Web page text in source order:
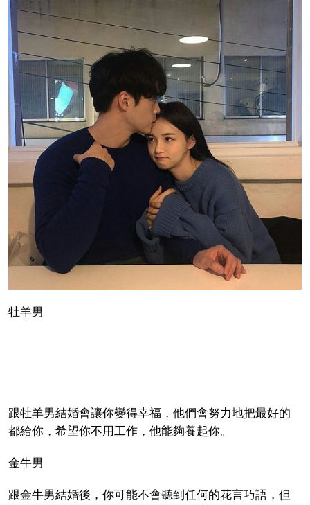
牡羊男
跟牡羊男結婚會讓你變得幸福，他們會努力地把最好的
都給你，希望你不用工作，他能夠養起你。
金牛男
跟金牛男結婚後，你可能不會聽到任何的花言巧語，但